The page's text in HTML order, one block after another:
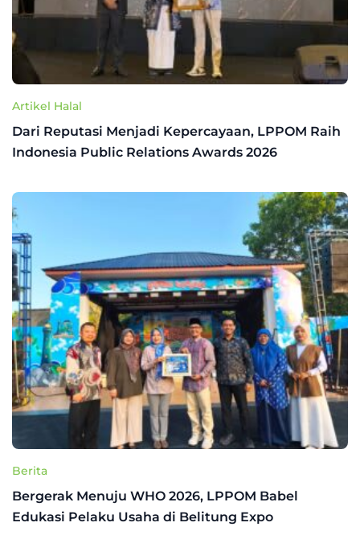
Artikel Halal
Dari Reputasi Menjadi Kepercayaan, LPPOM Raih
Indonesia Public Relations Awards 2026
Berita
Bergerak Menuju WHO 2026, LPPOM Babel
Edukasi Pelaku Usaha di Belitung Expo